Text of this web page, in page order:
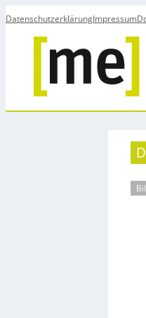
DatenschutzerklärungImpressum